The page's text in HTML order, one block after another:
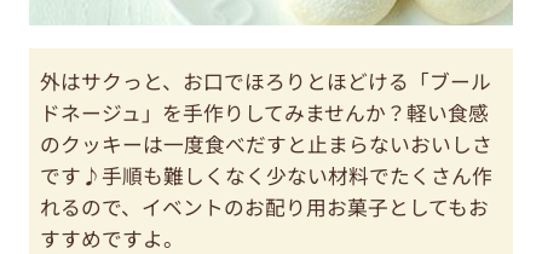
外はサクっと、お口でほろりとほどける「ブール
ドネージュ」を手作りしてみませんか？軽い食感
のクッキーは一度食べだすと止まらないおいしさ
です♪手順も難しくなく少ない材料でたくさん作
れるので、イベントのお配り用お菓子としてもお
すすめですよ。